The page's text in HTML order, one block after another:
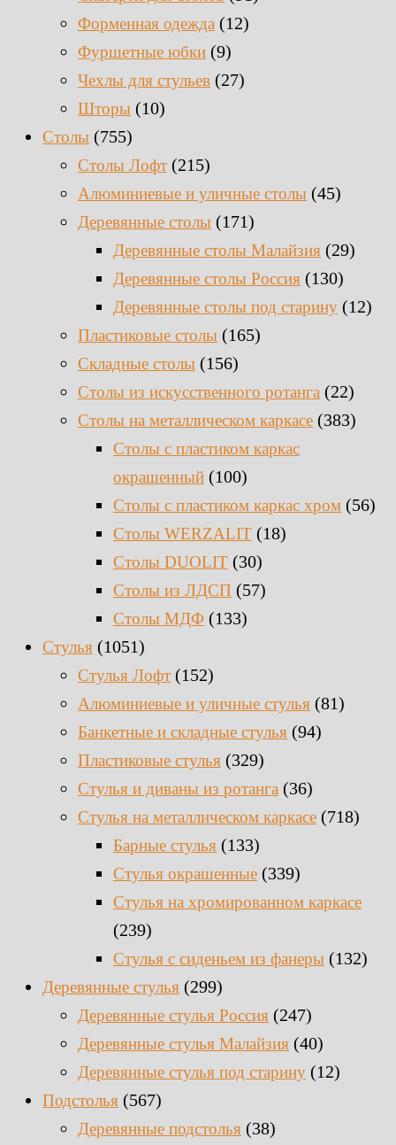
Форменная одежда (12)
Фуршетные юбки (9)
Чехлы для стульев (27)
Шторы (10)
Столы (755)
Столы Лофт (215)
Алюминиевые и уличные столы (45)
Деревянные столы (171)
Деревянные столы Малайзия (29)
Деревянные столы Россия (130)
Деревянные столы под старину (12)
Пластиковые столы (165)
Складные столы (156)
Столы из искусственного ротанга (22)
Столы на металлическом каркасе (383)
Столы с пластиком каркас
окрашенный (100)
Столы с пластиком каркас хром (56)
Столы WERZALIT (18)
Столы DUOLIT (30)
Столы из ЛДСП (57)
Столы МДФ (133)
Стулья (1051)
Стулья Лофт (152)
Алюминиевые и уличные стулья (81)
Банкетные и складные стулья (94)
Пластиковые стулья (329)
Стулья и диваны из ротанга (36)
Стулья на металлическом каркасе (718)
Барные стулья (133)
Стулья окрашенные (339)
Стулья на хромированном каркасе
(239)
Стулья с сиденьем из фанеры (132)
Деревянные стулья (299)
Деревянные стулья Россия (247)
Деревянные стулья Малайзия (40)
Деревянные стулья под старину (12)
Подстолья (567)
Деревянные подстолья (38)